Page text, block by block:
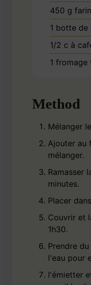
450 g
1 botte de
1/2 c à
1 fromage
Method
Mélanger
Ajouter au
mélanger.
Ramasser
minutes.
Placer
Couvrir et
1h30.
Prendre
l'eau pour
l'émietter